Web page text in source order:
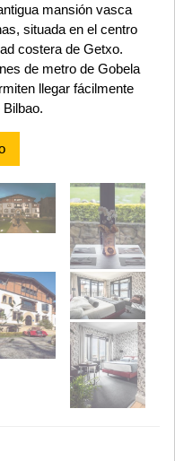
mansión vasca
situada en el centro
costera de Getxo.
de metro de Gobela
llegar fácilmente